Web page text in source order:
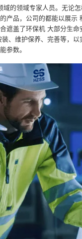
域的领域专家人员。无论
产品，公司的都能以展示
遮盖了环保机 大部分生命
、维护保养、完善等，
参数。